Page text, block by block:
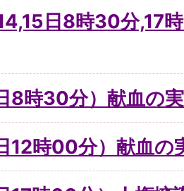
日8時30分,17
8時30分）献血の
12時00分）献血の